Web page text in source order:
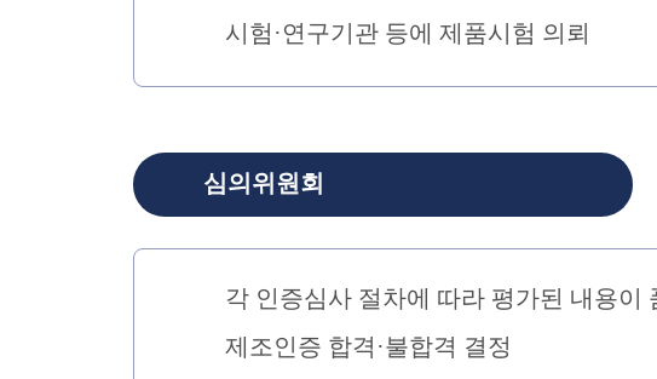
시험·연구기관 등에 제품시험 의뢰
심의위원회
각 인증심사 절차에 따라 평가된 내용
제조인증 합격·불합격 결정